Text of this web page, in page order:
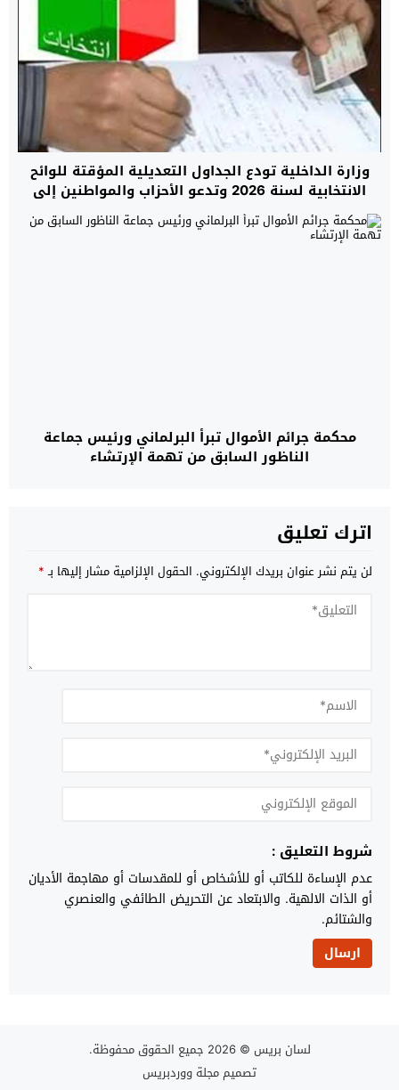
وزارة الداخلية تودع الجداول التعديلية المؤقتة للوائح
الانتخابية لسنة 2026 وتدعو الأحزاب والمواطنين إلى
المراقبة
محكمة جرائم الأموال تبرأ البرلماني ورئيس جماعة
الناظور السابق من تهمة الإرتشاء
اترك تعليق
لن يتم نشر عنوان بريدك الإلكتروني. الحقول الإلزامية مشار إليها بـ*
شروط التعليق :
عدم الإساءة للكاتب أو للأشخاص أو للمقدسات أو مهاجمة الأديان
أو الذات الالهية. والابتعاد عن التحريض الطائفي والعنصري
والشتائم.
لسان بريس © 2026 جميع الحقوق محفوظة.
تصميممجلة ووردبريس